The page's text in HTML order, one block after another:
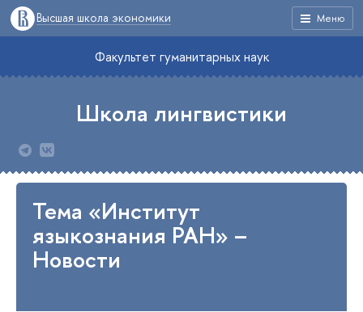
Меню
Высшая школа экономики
Факультет гуманитарных наук
Школа лингвистики
Тема «Институт
языкознания РАН» –
Новости